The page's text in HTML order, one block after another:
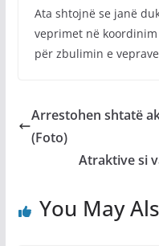
Ata shtojnë se janë
veprimet në
për zbulimin e
Arrestohen shtatë
(Foto)
Atraktive si
You May